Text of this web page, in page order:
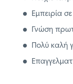
Εμπειρία
Γνώση
Πολύ καλή